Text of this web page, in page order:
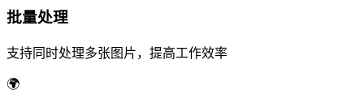
批量处理
支持同时处理多张图片，提高工作效率
🌍